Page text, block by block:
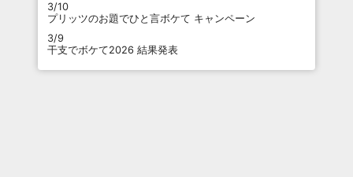
3/10
プリッツのお題でひと言ボケて キャンペーン
3/9
干支でボケて2026 結果発表